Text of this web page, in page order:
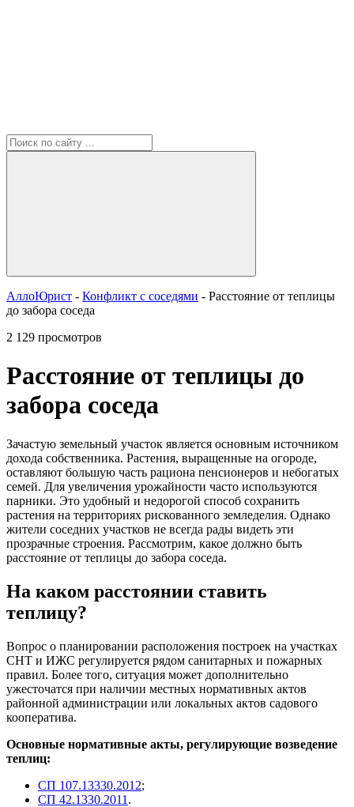
АллоЮрист - Конфликт с соседями - Расстояние от теплицы
до забора соседа
2 129 просмотров
Расстояние от теплицы до
забора соседа
Зачастую земельный участок является основным источником
дохода собственника. Растения, выращенные на огороде,
оставляют большую часть рациона пенсионеров и небогатых
семей. Для увеличения урожайности часто используются
парники. Это удобный и недорогой способ сохранить
растения на территориях рискованного земледелия. Однако
жители соседних участков не всегда рады видеть эти
прозрачные строения. Рассмотрим, какое должно быть
расстояние от теплицы до забора соседа.
На каком расстоянии ставить
теплицу?
Вопрос о планировании расположения построек на участках
СНТ и ИЖС регулируется рядом санитарных и пожарных
правил. Более того, ситуация может дополнительно
ужесточатся при наличии местных нормативных актов
районной администрации или локальных актов садового
кооператива.
Основные нормативные акты, регулирующие возведение
теплиц:
СП 107.13330.2012;
СП 42.1330.2011 .